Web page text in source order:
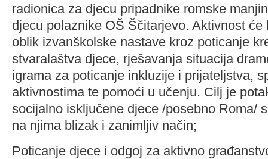
radionica za djecu pripadnike romske
djecu polaznike OŠ Ščitarjevo. Aktivnost će
oblik izvanškolske nastave kroz poticanje
stvaralaštva djece, rješavanja situacija
igrama za poticanje inkluzije i prijateljstva,
aktivnostima te pomoći u učenju. Cilj je
socijalno isključene djece /posebno Roma/
na njima blizak i zanimljiv način;
Poticanje djece i odgoj za aktivno